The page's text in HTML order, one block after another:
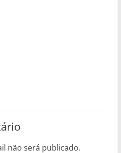
não será publicado.